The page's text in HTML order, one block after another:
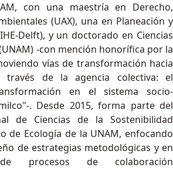
con una maestría en Derecho,
(UAX), una en Planeación y
Delft), y un doctorado en Ciencias
-con mención honorífica por la
vías de transformación hacia
través de la agencia colectiva: el
en el sistema socio-
. Desde 2015, forma parte del
de Ciencias de la Sostenibilidad
de Ecología de la UNAM, enfocando
de estrategias metodológicas y en
procesos de colaboración